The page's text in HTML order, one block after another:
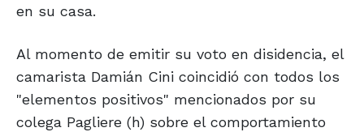
en su casa.
Al momento de emitir su voto en disidencia, el
camarista Damián Cini coincidió con todos los
"elementos positivos" mencionados por su
colega Pagliere (h) sobre el comportamiento